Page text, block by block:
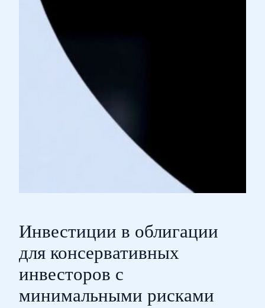
Инвестиции в облигации
для консервативных
инвесторов с
минимальными рисками